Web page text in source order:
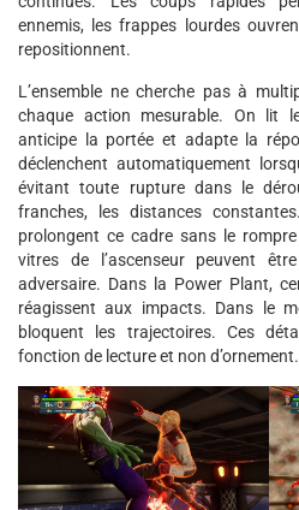
ennemis, les frappes lourdes
repositionnent.
L’ensemble ne cherche pas à
chaque action mesurable. On lit
anticipe la portée et adapte la
déclenchent automatiquement
évitant toute rupture dans le
franches, les distances
prolongent ce cadre sans le
vitres de l’ascenseur peuvent
adversaire. Dans la Power Plant,
réagissent aux impacts. Dans le
bloquent les trajectoires. Ces
fonction de lecture et non d’ornement.